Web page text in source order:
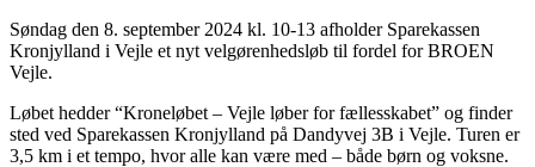
Søndag den 8. september 2024 kl. 10-13 afholder Sparekassen
Kronjylland i Vejle et nyt velgørenhedsløb til fordel for BROEN
Vejle.
Løbet hedder “Kroneløbet – Vejle løber for fællesskabet” og finder
sted ved Sparekassen Kronjylland på Dandyvej 3B i Vejle. Turen er
3,5 km i et tempo, hvor alle kan være med – både børn og voksne.